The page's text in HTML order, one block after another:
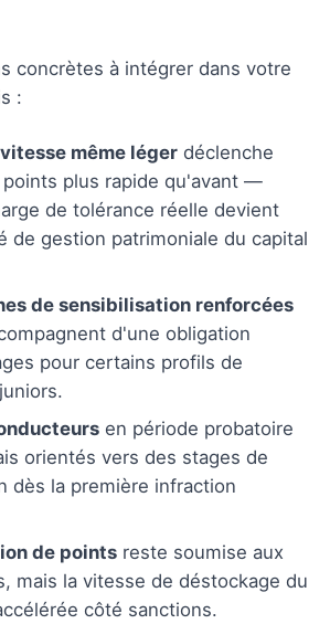
concrètes à intégrer dans votre
:
même léger déclenche
plus rapide qu'avant —
de tolérance réelle devient
de gestion patrimoniale du capital
de sensibilisation renforcées
d'une obligation
pour certains profils de
en période probatoire
orientés vers des stages de
dès la première infraction
de points reste soumise aux
mais la vitesse de déstockage du
côté sanctions.